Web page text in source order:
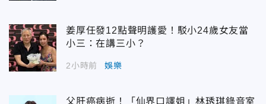
姜厚任發12點聲明護愛！駁小24歲女友當
小三：在講三小？
2小時前 娛樂
父肝癌病逝！「仙界口譯姐」林琇琪錄音室